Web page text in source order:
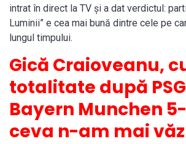
intrat în direct la TV și a dat verdictul:
Luminii” e cea mai bună dintre cele pe
lungul timpului.
Gică Craioveanu,
totalitate după
Bayern Munchen
ceva n-am mai